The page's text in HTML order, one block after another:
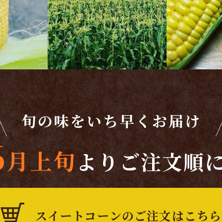
旬の味をいち早くお届け
月上旬より ご注文順
スイートコーンのご注文はこちら